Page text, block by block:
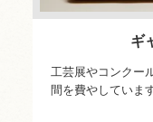
ギ
工芸展やコンクー
間を費やしていま